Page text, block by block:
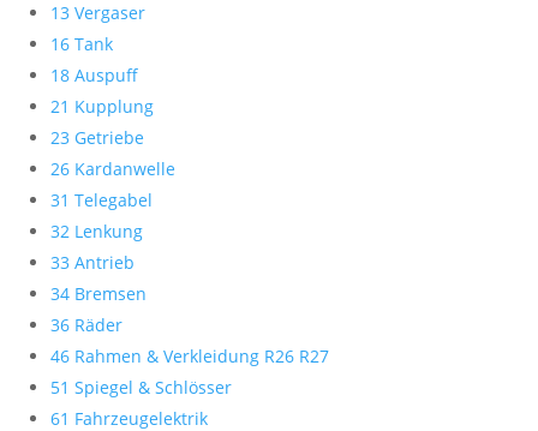
13 Vergaser
16 Tank
18 Auspuff
21 Kupplung
23 Getriebe
26 Kardanwelle
31 Telegabel
32 Lenkung
33 Antrieb
34 Bremsen
36 Räder
46 Rahmen & Verkleidung R26 R27
51 Spiegel & Schlösser
61 Fahrzeugelektrik